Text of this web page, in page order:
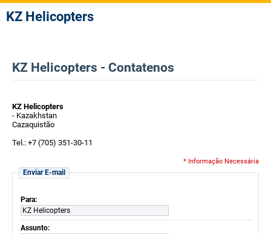
KZ Helicopters
KZ Helicopters - Contatenos
KZ Helicopters
- Kazakhstan
Cazaquistão
Tel.: +7 (705) 351-30-11
* Informação Necessária
Enviar E-mail
Para:
KZ Helicopters
Assunto: